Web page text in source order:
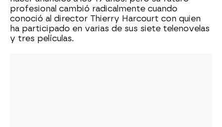
profesional cambió radicalmente cuando
conoció al director Thierry Harcourt con quien
ha participado en varias de sus siete telenovelas
y tres películas.